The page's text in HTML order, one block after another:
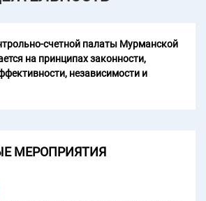
счетной палаты Мурманской
на принципах законности,
независимости и
МЕРОПРИЯТИЯ